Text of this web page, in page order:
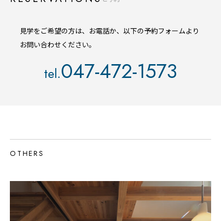
見学をご希望の方は、お電話か、以下の予約フォームより
お問い合わせください。
tel.047-472-1573
OTHERS